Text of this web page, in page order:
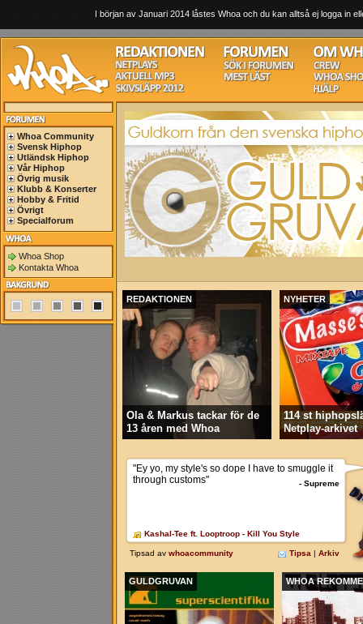
I början av Januari 2014 låstes Whoa och du kan alltså ej logga in
Whoa Community
Svensk Hiphop
Utländsk Hiphop
Vår Hiphop
Övrig musik
Klubb & Konserter
Hobby & Fritid
Övrigt
Specialforum
Whoa Shop
Kontakta Whoa
REDAKTIONEN
Ola & Markus tackar för de
13 åren med Whoa
NYHETER
114 st
Netplay-arkivet
GULDGRUVAN WHOA